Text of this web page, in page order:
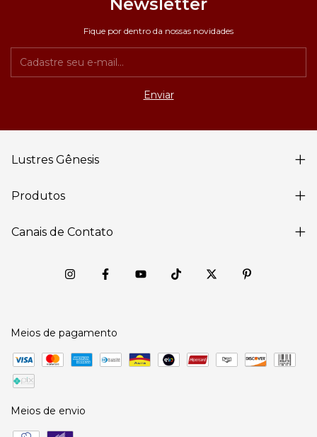
Newsletter
Fique por dentro da nossas novidades
Lustres Gênesis
Produtos
Canais de Contato
Meios de pagamento
Meios de envio